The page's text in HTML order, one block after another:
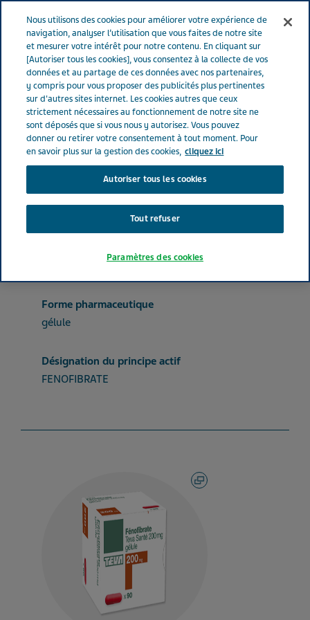
Menu
France Nos Produits
FENOFIBRATE TEVA SANTE® 200 mg (bte
de 90)
FENOFIBRATE TEVA
SANTE® 200 mg (bte de
90)
Forme pharmaceutique
gélule
Désignation du principe actif
FENOFIBRATE
Nous utilisons des cookies pour améliorer votre expérience de
navigation, analyser l’utilisation que vous faites de notre site
et mesurer votre intérêt pour notre contenu. En cliquant sur
[Autoriser tous les cookies], vous consentez à la collecte de vos
données et au partage de ces données avec nos partenaires,
y compris pour vous proposer des publicités plus pertinentes
sur d'autres sites internet. Les cookies autres que ceux
strictement nécessaires au fonctionnement de notre site ne
sont déposés que si vous nous y autorisez. Vous pouvez
donner ou retirer votre consentement à tout moment. Pour
en savoir plus sur la gestion des cookies, cliquez ici
Autoriser tous les cookies
Tout refuser
Paramètres des cookies